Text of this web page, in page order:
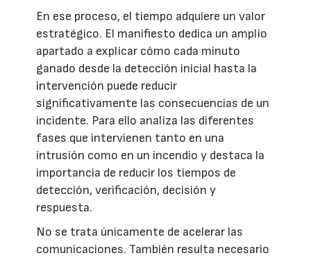
En ese proceso, el tiempo adquiere un valor
estratégico. El manifiesto dedica un amplio
apartado a explicar cómo cada minuto
ganado desde la detección inicial hasta la
intervención puede reducir
significativamente las consecuencias de un
incidente. Para ello analiza las diferentes
fases que intervienen tanto en una
intrusión como en un incendio y destaca la
importancia de reducir los tiempos de
detección, verificación, decisión y
respuesta.
No se trata únicamente de acelerar las
comunicaciones. También resulta necesario